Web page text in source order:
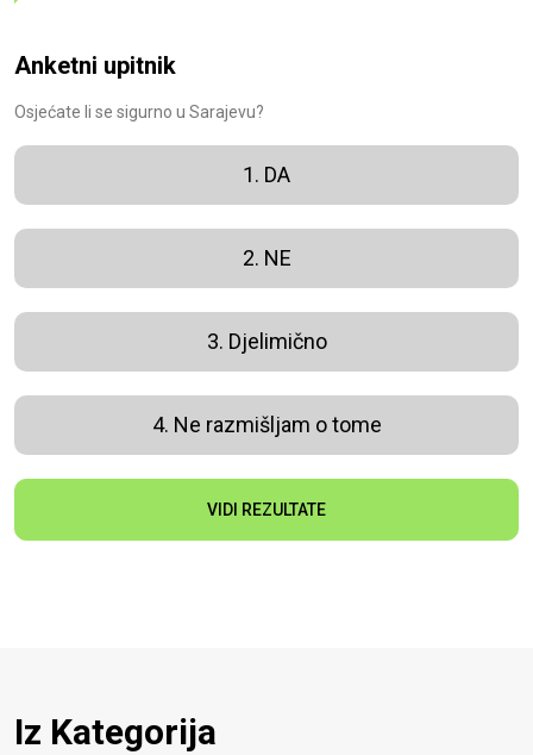
Anketni upitnik
Osjećate li se sigurno u Sarajevu?
1. DA
2. NE
3. Djelimično
4. Ne razmišljam o tome
VIDI REZULTATE
Iz Kategorija